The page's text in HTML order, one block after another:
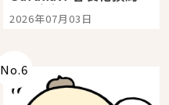
大都市餐廳，打造專屬
美食體驗！
2026年07月03日
No.6